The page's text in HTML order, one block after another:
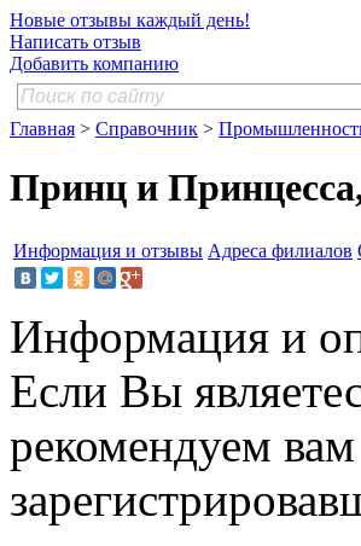
Новые отзывы каждый день!
Написать отзыв
Добавить компанию
Главная > Справочник >
Принц и
Информация и отзывы Адреса филиалов
Информация и
Если Вы
рекомендуем